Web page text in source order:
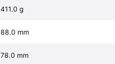
411.0 g
88.0 mm
78.0 mm